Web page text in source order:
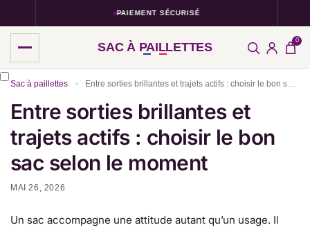
PAIEMENT SÉCURISÉ
SAC À PAILLETTES 0
Sac à paillettes » Entre sorties brillantes et trajets actifs : choisir le bon sac selon le moment
Entre sorties brillantes et
trajets actifs : choisir le bon
sac selon le moment
MAI 26, 2026
Un sac accompagne une attitude autant qu’un usage. Il